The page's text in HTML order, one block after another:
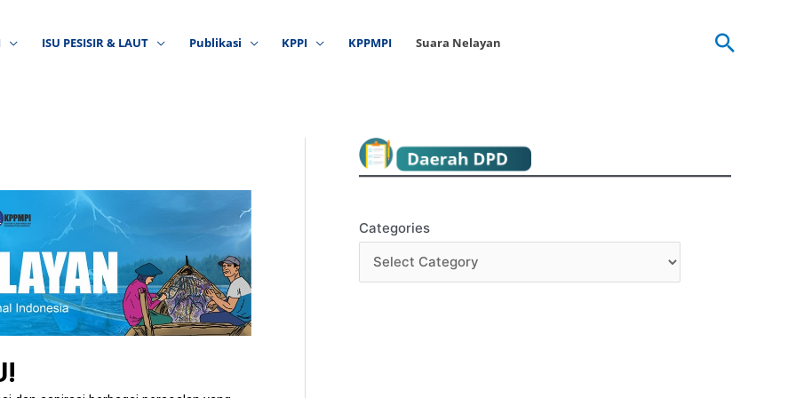
ISU PESISIR & LAUT Publikasi KPPI KPPMPI Suara Nelayan
Categories